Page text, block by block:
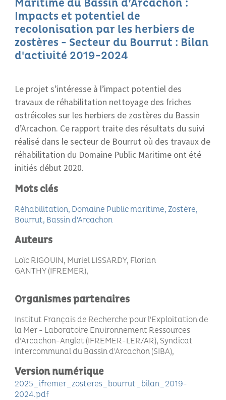
Maritime du Bassin d’Arcachon :
Impacts et potentiel de
recolonisation par les herbiers de
zostères - Secteur du Bourrut : Bilan
d'activité 2019-2024
Le projet s’intéresse à l’impact potentiel des
travaux de réhabilitation nettoyage des friches
ostréicoles sur les herbiers de zostères du Bassin
d’Arcachon. Ce rapport traite des résultats du suivi
réalisé dans le secteur de Bourrut où des travaux de
réhabilitation du Domaine Public Maritime ont été
initiés début 2020.
Mots clés
Réhabilitation Domaine Public maritime Zostère
Bourrut Bassin d'Arcachon
Auteurs
Loïc RIGOUIN, Muriel LISSARDY, Florian
GANTHY (IFREMER)
Organismes partenaires
Institut Français de Recherche pour l'Exploitation de
la Mer - Laboratoire Environnement Ressources
d’Arcachon-Anglet (IFREMER-LER/AR), Syndicat
Intercommunal du Bassin d'Arcachon (SIBA)
Version numérique
2025_ifremer_zosteres_bourrut_bilan_2019-
2024.pdf